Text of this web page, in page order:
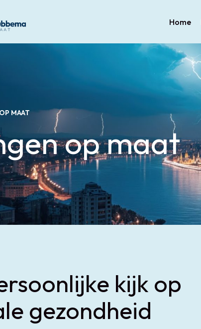
Home
MAAT
op maat
kijk op
gezondheid